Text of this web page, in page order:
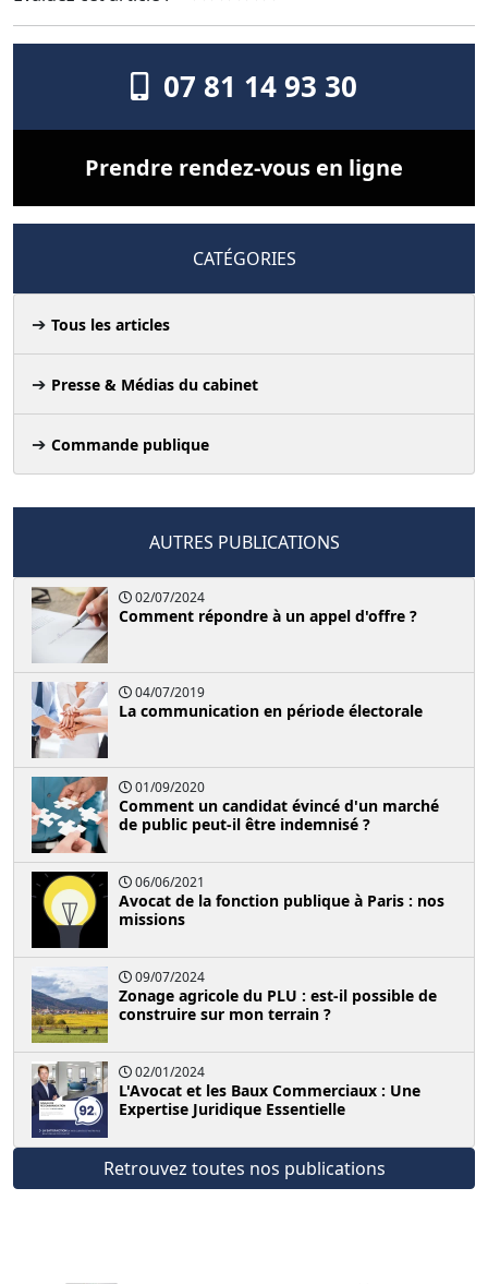
07 81 14 93 30
Prendre rendez-vous en ligne
CATÉGORIES
Tous les articles
Presse & Médias du cabinet
Commande publique
AUTRES PUBLICATIONS
02/07/2024
Comment répondre à un appel d'offre ?
04/07/2019
La communication en période électorale
01/09/2020
Comment un candidat évincé d'un marché
de public peut-il être indemnisé ?
06/06/2021
Avocat de la fonction publique à Paris : nos
missions
09/07/2024
Zonage agricole du PLU : est-il possible de
construire sur mon terrain ?
02/01/2024
L'Avocat et les Baux Commerciaux : Une
Expertise Juridique Essentielle
Retrouvez toutes nos publications